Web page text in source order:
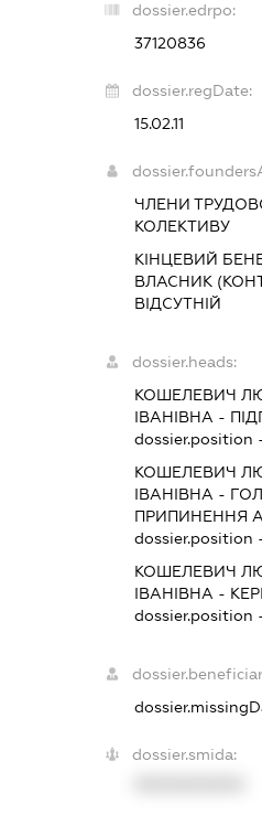
dossier.edrpo:
37120836
dossier.regDate:
15.02.11
ЧЛЕНИ
КОЛЕКТИВУ
КІНЦЕВИЙ
ВЛАСНИК
ВІДСУТНІЙ
dossier.heads:
КОШЕЛЕВИЧ
ІВАНІВНА -
dossier.position
КОШЕЛЕВИЧ
ІВАНІВНА -
ПРИПИНЕННЯ
dossier.position
КОШЕЛЕВИЧ
ІВАНІВНА -
dossier.position
dossier.smida: